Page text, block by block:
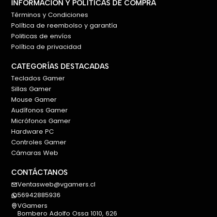
Iluminación: Razer Chroma RGB reactiva
Función de silencio: Sensor táctil Tap-to-Mute
Limitador digital de ganancia: Sí
Amortiguación interna contra vibraciones: Sí
Monitoreo: Salida de 3,5 mm
Conectividad: USB-C a USB-A
Software: Razer Synapse
Compatibilidad: Windows 10 y Windows 11
INFORMACIÓN Y POLÍTICAS DE COMPRA
Términos y Condiciones
Política de reembolso y garantía
Politicas de envíos
Política de privacidad
CATEGORÍAS DESTACADAS
Teclados Gamer
Sillas Gamer
Mouse Gamer
Audífonos Gamer
Micrófonos Gamer
Hardware PC
Controles Gamer
Cámaras Web
CONTÁCTANOS
Ventasweb@vgamers.cl
56942885936
VGamers
Bombero Adolfo Ossa 1010, 626